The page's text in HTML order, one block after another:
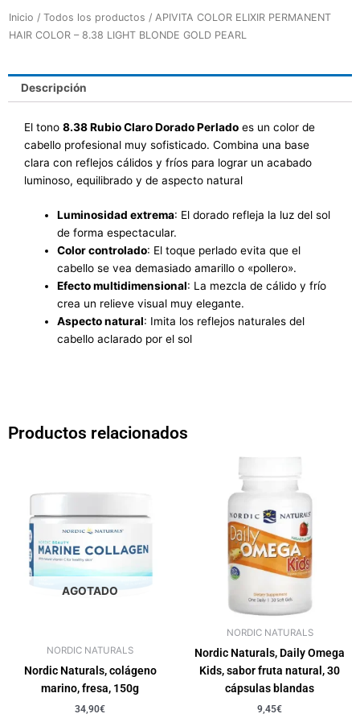
Inicio / Todos los productos / APIVITA COLOR ELIXIR PERMANENT
HAIR COLOR – 8.38 LIGHT BLONDE GOLD PEARL
Descripción
El tono 8.38 Rubio Claro Dorado Perlado es un color de
cabello profesional muy sofisticado. Combina una base
clara con reflejos cálidos y fríos para lograr un acabado
luminoso, equilibrado y de aspecto natural
Luminosidad extrema: El dorado refleja la luz del sol
de forma espectacular.
Color controlado: El toque perlado evita que el
cabello se vea demasiado amarillo o «pollero».
Efecto multidimensional: La mezcla de cálido y frío
crea un relieve visual muy elegante.
Aspecto natural: Imita los reflejos naturales del
cabello aclarado por el sol
Productos relacionados
AGOTADO
NORDIC NATURALS
Nordic Naturals, colágeno
marino, fresa, 150g
34,90€
NORDIC NATURALS
Nordic Naturals, Daily Omega
Kids, sabor fruta natural, 30
cápsulas blandas
9,45€